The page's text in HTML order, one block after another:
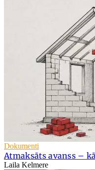
Dokumenti
Atmaksāts avanss –
Laila Kelmere